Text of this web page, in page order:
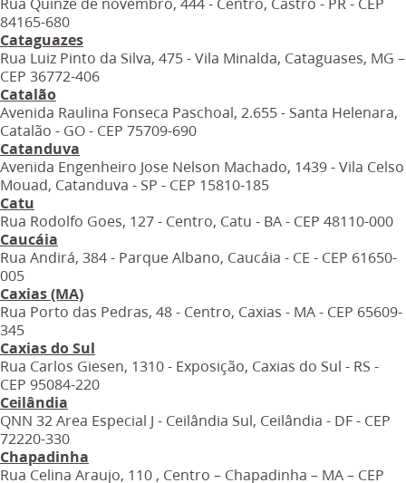
84165-680
Cataguazes
Rua Luiz Pinto da Silva, 475 - Vila Minalda, Cataguases, MG –
CEP 36772-406
Catalão
Avenida Raulina Fonseca Paschoal, 2.655 - Santa Helenara,
Catalão - GO - CEP 75709-690
Catanduva
Avenida Engenheiro Jose Nelson Machado, 1439 - Vila Celso
Mouad, Catanduva - SP - CEP 15810-185
Catu
Rua Rodolfo Goes, 127 - Centro, Catu - BA - CEP 48110-000
Caucáia
Rua Andirá, 384 - Parque Albano, Caucáia - CE - CEP 61650-
005
Caxias (MA)
Rua Porto das Pedras, 48 - Centro, Caxias - MA - CEP 65609-
345
Caxias do Sul
Rua Carlos Giesen, 1310 - Exposição, Caxias do Sul - RS -
CEP 95084-220
Ceilândia
QNN 32 Area Especial J - Ceilândia Sul, Ceilândia - DF - CEP
72220-330
Chapadinha
Rua Celina Araujo, 110 , Centro – Chapadinha – MA – CEP